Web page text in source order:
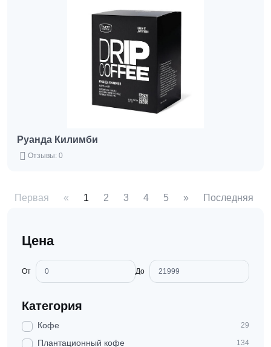
Цена
От До
Категория
Кофе 29
Плантационный кофе 134
Руанда Килимби
Отзывы: 0
Первая « 1 2 3 4 5 » Последняя